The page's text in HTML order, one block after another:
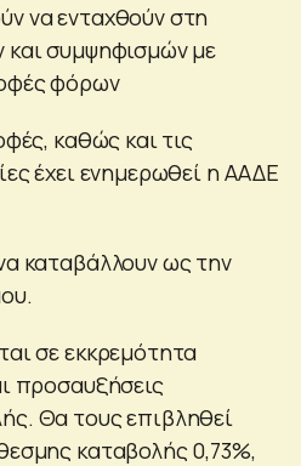
να ενταχθούν στη
και συμψηφισμών με
φόρων
καθώς και τις
έχει ενημερωθεί η ΑΑΔΕ
καταβάλλουν ως την
σε εκκρεμότητα
προσαυξήσεις
Θα τους επιβληθεί
καταβολής 0,73%,